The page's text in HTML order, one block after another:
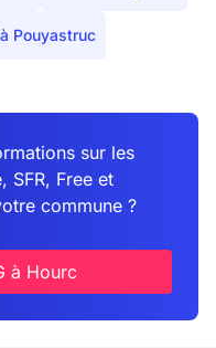
Pouyastruc
sur les
SFR, Free et
commune ?
à Hourc